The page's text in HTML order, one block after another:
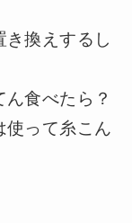
き換えするし
食べたら？
使って糸こん